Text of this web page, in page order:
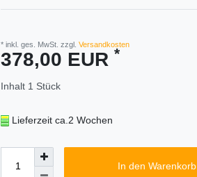
* inkl. ges. MwSt. zzgl. Versandkosten
378,00 EUR *
Inhalt 1 Stück
Lieferzeit ca.2 Wochen
In den Warenkorb